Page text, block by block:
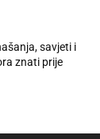
savjeti i
znati prije